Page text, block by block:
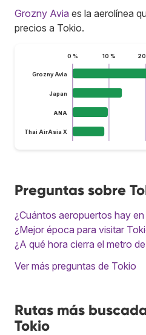
Grozny Avia es la aerolínea
precios a Tokio.
0 % 10 % 20
Grozny Avia
Japan
ANA
Thai AirAsia X
Preguntas sobre
¿Cuántos aeropuertos hay
¿Mejor época para visitar
¿A qué hora cierra el metro
Ver más preguntas de Tokio
Rutas más
Tokio